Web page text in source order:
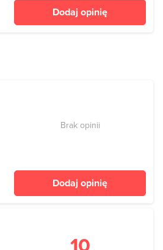
Dodaj opinię
Brak opinii
Dodaj opinię